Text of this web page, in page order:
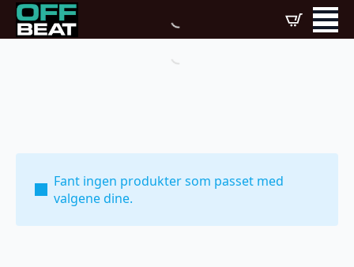
Fant ingen produkter som passet med
valgene dine.